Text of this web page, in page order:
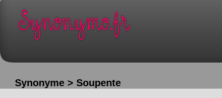
Synonyme > Soupente